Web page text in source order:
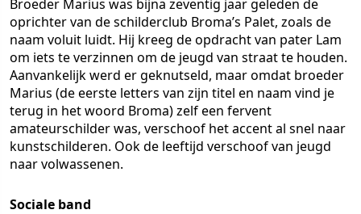
Broeder Marius was bijna zeventig jaar geleden de
oprichter van de schilderclub Broma’s Palet, zoals de
naam voluit luidt. Hij kreeg de opdracht van pater Lam
om iets te verzinnen om de jeugd van straat te houden.
Aanvankelijk werd er geknutseld, maar omdat broeder
Marius (de eerste letters van zijn titel en naam vind je
terug in het woord Broma) zelf een fervent
amateurschilder was, verschoof het accent al snel naar
kunstschilderen. Ook de leeftijd verschoof van jeugd
naar volwassenen.
Sociale band